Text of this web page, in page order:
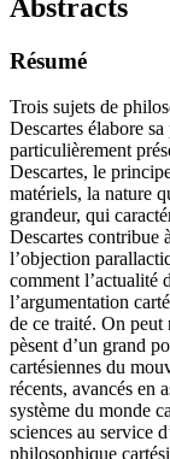
Abstracts
Résumé
Trois sujets de
Descartes élabore
particulièrement
Descartes, le
matériels, la nature
grandeur, qui
Descartes contribue
l’objection
comment l’actualité
l’argumentation
de ce traité. On peut
pèsent d’un grand
cartésiennes du
récents, avancés en
système du monde
sciences au service
philosophique